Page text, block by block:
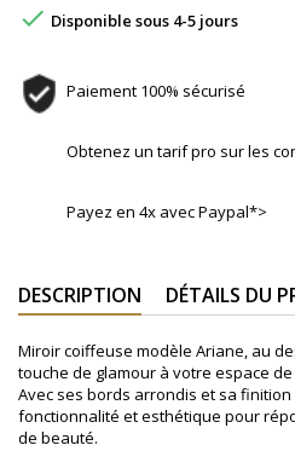
 Disponible sous 4-5 jours
Paiement 100% sécurisé
Obtenez un tarif pro sur les
Payez en 4x avec Paypal*>
DESCRIPTION DÉTAILS DU
Miroir coiffeuse modèle Ariane, au
touche de glamour à votre espace
Avec ses bords arrondis et sa
fonctionnalité et esthétique pour
de beauté.